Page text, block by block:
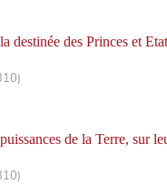
destinée des Princes et
de la Terre, sur